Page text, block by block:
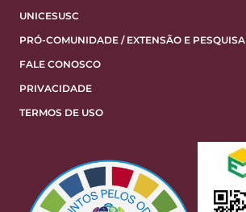
UNICESUSC
PRÓ-COMUNIDADE / EXTENSÃO E PESQUISA
FALE CONOSCO
PRIVACIDADE
TERMOS DE USO